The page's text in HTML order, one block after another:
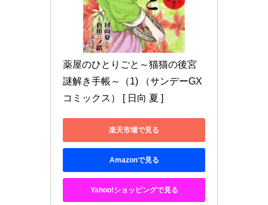
薬屋のひとりごと～猫猫の後宮
謎解き手帳～（1) （サンデーGX
コミックス） [ 日向 夏 ]
楽天市場で見る
Amazonで見る
Yahoo!ショッピングで見る